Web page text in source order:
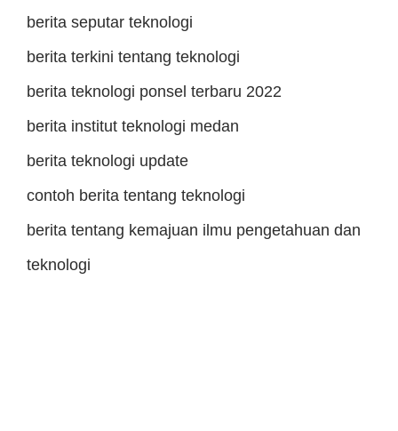
berita seputar teknologi
berita terkini tentang teknologi
berita teknologi ponsel terbaru 2022
berita institut teknologi medan
berita teknologi update
contoh berita tentang teknologi
berita tentang kemajuan ilmu pengetahuan dan
teknologi